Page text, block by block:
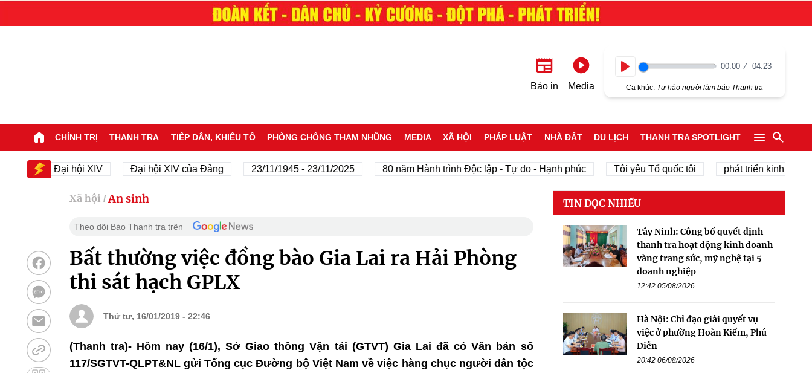
Báo in Media
00:00 04:23
Ca khúc: Tự hào người làm báo Thanh tra
CHÍNH TRỊ THANH TRA TIẾP DÂN, KHIẾU TỐ PHÒNG CHỐNG THAM NHŨNG MEDIA XÃ HỘI PHÁP LUẬT NHÀ ĐẤT DU LỊCH THANH TRA SPOTLIGHT
Đại hội XIV Đại hội XIV của Đảng 23/11/1945 - 23/11/2025 80 năm Hành trình Độc lập - Tự do - Hạnh phúc Tôi yêu Tổ quốc tôi phát triển kinh tế tư nhân
Xã hội / An sinh
Theo dõi Báo Thanh tra trên
Bất thường việc đồng bào Gia Lai ra Hải Phòng
thi sát hạch GPLX
Thứ tư, 16/01/2019 - 22:46
(Thanh tra)- Hôm nay (16/1), Sở Giao thông Vận tải (GTVT) Gia Lai đã có Văn bản số
117/SGTVT-QLPT&NL gửi Tổng cục Đường bộ Việt Nam về việc hàng chục người dân tộc
TIN ĐỌC NHIỀU
Tây Ninh: Công bố quyết định
thanh tra hoạt động kinh doanh
vàng trang sức, mỹ nghệ tại 5
doanh nghiệp
12:42 05/08/2026
Hà Nội: Chỉ đạo giải quyết vụ
việc ở phường Hoàn Kiếm, Phú
Diễn
20:42 06/08/2026